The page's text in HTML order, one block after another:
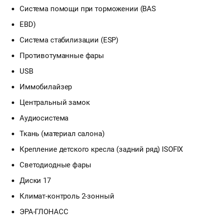
Система помощи при торможении (BAS
EBD)
Система стабилизации (ESP)
Противотуманные фары
USB
Иммобилайзер
Центральный замок
Аудиосистема
Ткань (материал салона)
Крепление детского кресла (задний ряд) ISOFIX
Светодиодные фары
Диски 17
Климат-контроль 2-зонный
ЭРА-ГЛОНАСС